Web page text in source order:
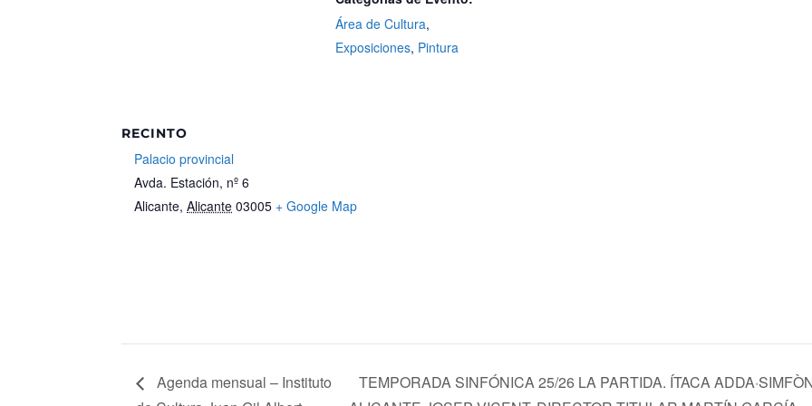
Área de Cultura,
Exposiciones, Pintura
RECINTO
Palacio provincial
Avda. Estación, nº 6
Alicante, Alicante 03005 + Google Map
Agenda mensual – Instituto
TEMPORADA SINFÓNICA 25/26 LA PARTIDA. ÍTACA